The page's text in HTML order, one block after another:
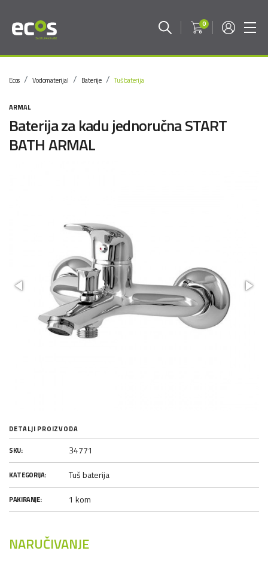
0
Ecos Vodomaterijal Baterije Tuš baterija
ARMAL
Baterija za kadu jednoručna START
BATH ARMAL
DETALJI PROIZVODA
SKU: 34771
KATEGORIJA: Tuš baterija
PAKIRANJE: 1 kom
NARUČIVANJE